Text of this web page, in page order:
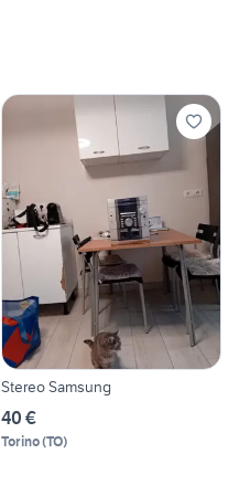
Stereo Samsung
40 €
Torino(TO)